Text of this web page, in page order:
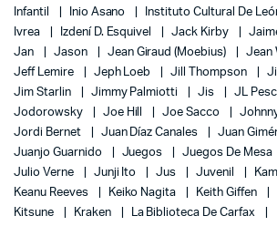
Infantil
Inio Asano Instituto Cultural De
Ivrea
Izdení D. Esquivel Jack Kirby
Jan
Jason Jean Giraud (Moebius)
Jean
Jeff Lemire
Jeph Loeb Jill Thompson
Jim Starlin
Jimmy Palmiotti Jis
JL
Jodorowsky
Joe Hill Joe Sacco
Jordi Bernet
Juan Díaz Canales
Juan
Juanjo Guarnido
Juegos Juegos De Mesa
Julio Verne
Junji Ito Jus Juvenil
Keanu Reeves
Keiko Nagita Keith Giffen
Kitsune
Kraken
La Biblioteca De Carfax